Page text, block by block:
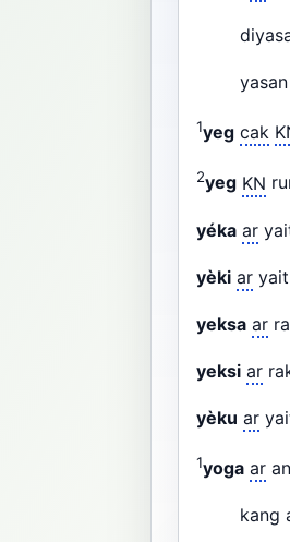
yasan
1yeg cak
2yeg KN
yéka ar
yèki ar
yeksa ar
yeksi ar
yèku ar
1yoga ar
kang